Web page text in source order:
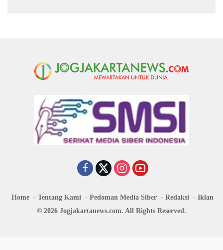
Home Tentang Kami Pedoman Media Siber Redaksi
Iklan
© 2026 Jogjakartanews.com. All Rights Reserved.